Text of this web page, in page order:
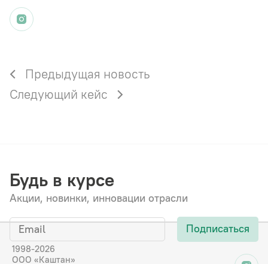
Предыдущая новость
Следующий кейс
Будь в курсе
Акции, новинки, инновации отрасли
Подписаться
1998-2026
ООО «Каштан»